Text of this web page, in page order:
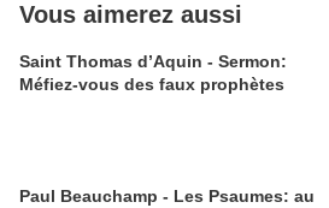
Vous aimerez aussi
Saint Thomas d’Aquin - Sermon:
Méfiez-vous des faux prophètes
Paul Beauchamp - Les Psaumes: au